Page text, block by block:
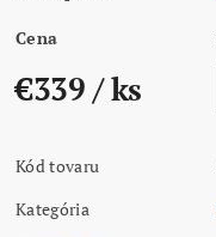
Cena
€339 / ks
Kód tovaru
Kategória